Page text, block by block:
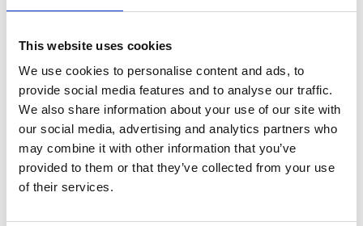
This website uses cookies
We use cookies to personalise content and ads, to
provide social media features and to analyse our traffic.
We also share information about your use of our site with
our social media, advertising and analytics partners who
may combine it with other information that you’ve
provided to them or that they’ve collected from your use
of their services.
Haute résistance et durabilité :La pression élevée
matériau de façon dense, produisant des pièces
solides et durables capables de résister à des
applications exigeantes.
Polyvalence dans la conception :Les moules sur
mesure permettent de créer des pièces avec
différentes épaisseurs et caractéristiques
complexes telles que des textures, des nervures,
des bossages, des inserts et des points de fixation,